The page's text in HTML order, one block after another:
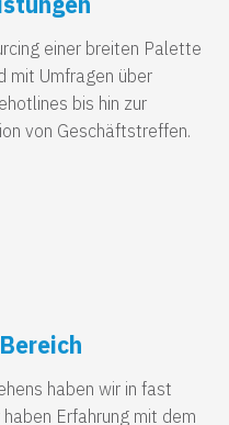
einer breiten Palette
mit Umfragen über
bis hin zur
von Geschäftstreffen.
haben wir in fast
Erfahrung mit dem